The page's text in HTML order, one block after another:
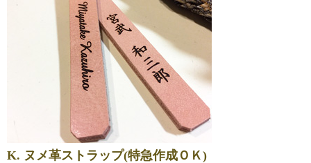
K. ヌメ革ストラップ(特急作成ＯＫ)